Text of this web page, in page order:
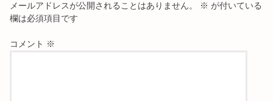
メールアドレスが公開されることはありません。 ※ が付いている
欄は必須項目です
コメント ※